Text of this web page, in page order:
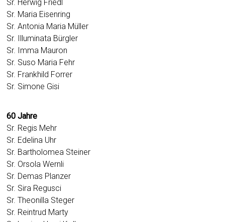
Sr. Herwig Friedl
Sr. Maria Eisenring
Sr. Antonia Maria Müller
Sr. Illuminata Bürgler
Sr. Imma Mauron
Sr. Suso Maria Fehr
Sr. Frankhild Forrer
Sr. Simone Gisi
60 Jahre
Sr. Regis Mehr
Sr. Edelina Uhr
Sr. Bartholomea Steiner
Sr. Orsola Wernli
Sr. Demas Planzer
Sr. Sira Regusci
Sr. Theonilla Steger
Sr. Reintrud Marty